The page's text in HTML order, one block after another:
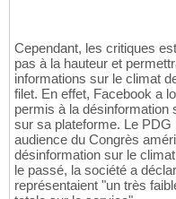
Cependant, les critiques
pas à la hauteur et
informations sur le climat
filet. En effet, Facebook a
permis à la désinformation
sur sa plateforme. Le
audience du Congrès
désinformation sur le
le passé, la société a
représentaient "un très